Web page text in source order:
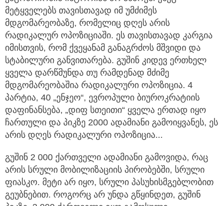
მეტყველებს თავისთავად იმ უმძიმეს
მდგომარეობაზე, რომელიც დღეს არის
რადიკალურ ოპოზიციაში. ეს თავისთავად კარგია
იმისთვის, რომ ქვეყანამ განაგრძოს მშვიდი და
სტაბილური განვითარება. გუშინ კიდევ ერთხელ
ყველა დარწმუნდა თუ რამდენად მძიმე
მდგომარეობაშია რადიკალური ოპოზიცია. 4
პარტია, 40 „ენჯეო“, ევროპული ბიუროკრატიის
დაფინანსება, „დიფ სთეითი“ ყველა ერთად იყო
ჩართული და პიკზე 2000 ადამიანი გამოიყვანეს, ეს
არის დღეს რადიკალური ოპოზიცია...
გუშინ 2 000 ქართველი ადამიანი გამოვიდა, რაც
არის სრული მობილიზაციის პირობებში, სრული
ფიასკო. მეტი არ იყო, სრული პასუხისმგებლობით
გეუბნებით. როგორც არ უნდა გწყინდეთ, გუშინ